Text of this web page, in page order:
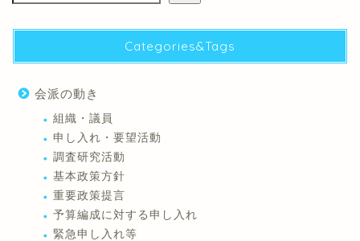
Categories&Tags
会派の動き
組織・議員
申し入れ・要望活動
調査研究活動
基本政策方針
重要政策提言
予算編成に対する申し入れ
緊急申し入れ等